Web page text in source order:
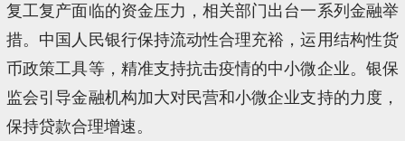
复工复产面临的资金压力，相关部门出台一系列金融举
措。中国人民银行保持流动性合理充裕，运用结构性货
币政策工具等，精准支持抗击疫情的中小微企业。银保
监会引导金融机构加大对民营和小微企业支持的力度，
保持贷款合理增速。